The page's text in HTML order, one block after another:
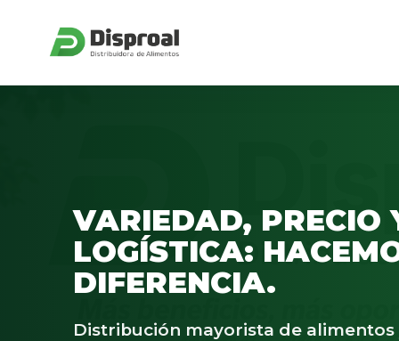
VARIEDAD, PRECIO
LOGÍSTICA:
DIFERENCIA.
Distribución mayorista de